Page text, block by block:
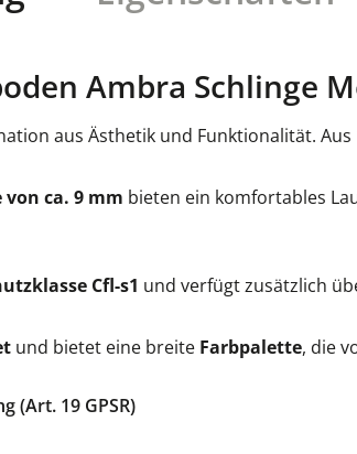
Ambra Schlinge
aus Ästhetik und Funktionalität.
ca. 9 mm bieten ein komfortables
Cfl-s1 und verfügt zusätzlich
und bietet eine breite Farbpalette, die
(Art. 19 GPSR)